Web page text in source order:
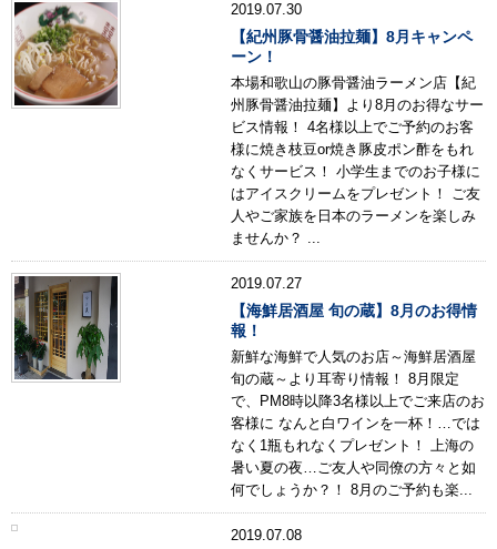
2019.07.30
【紀州豚骨醤油拉麺】8月キャンペ
ーン！
本場和歌山の豚骨醤油ラーメン店【紀
州豚骨醤油拉麺】より8月のお得なサー
ビス情報！ 4名様以上でご予約のお客
様に焼き枝豆or焼き豚皮ポン酢をもれ
なくサービス！ 小学生までのお子様に
はアイスクリームをプレゼント！ ご友
人やご家族を日本のラーメンを楽しみ
ませんか？ ...
2019.07.27
【海鮮居酒屋 旬の蔵】8月のお得情
報！
新鮮な海鮮で人気のお店～海鮮居酒屋
旬の蔵～より耳寄り情報！ 8月限定
で、PM8時以降3名様以上でご来店のお
客様に なんと白ワインを一杯！…では
なく1瓶もれなくプレゼント！ 上海の
暑い夏の夜…ご友人や同僚の方々と如
何でしょうか？！ 8月のご予約も楽...
2019.07.08